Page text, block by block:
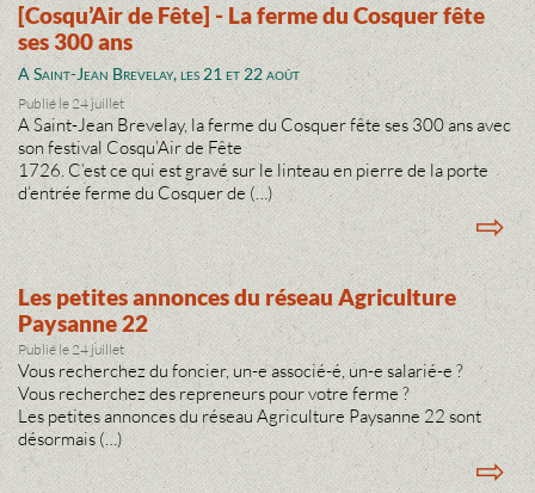
[Cosqu’Air de Fête] - La ferme du Cosquer fête
ses 300 ans
A Saint-Jean Brevelay, les 21 et 22 août
Publié le 24 juillet
A Saint-Jean Brevelay, la ferme du Cosquer fête ses 300 ans avec
son festival Cosqu’Air de Fête
1726. C’est ce qui est gravé sur le linteau en pierre de la porte
d’entrée ferme du Cosquer de (…)
⇨
Les petites annonces du réseau Agriculture
Paysanne 22
Publié le 24 juillet
Vous recherchez du foncier, un-e associé-é, un-e salarié-e ?
Vous recherchez des repreneurs pour votre ferme ?
Les petites annonces du réseau Agriculture Paysanne 22 sont
désormais (…)
⇨